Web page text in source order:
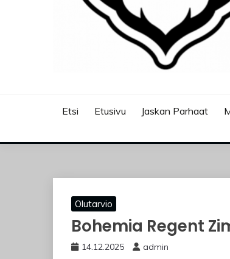
Etsi Etusivu Jaskan Parhaat
Olutarvio
Bohemia Regent
14.12.2025 admin